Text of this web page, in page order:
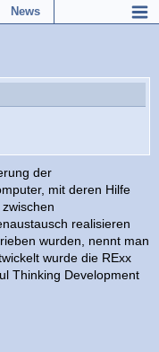
News
der
mit deren Hilfe
realisieren
wurden, nennt man
wurde die RExx
Thinking Development